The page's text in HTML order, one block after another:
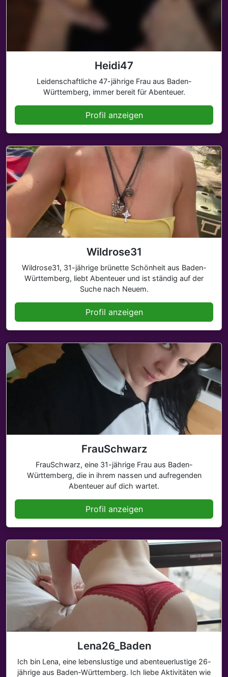
Heidi47
Leidenschaftliche 47-jährige Frau aus Baden-
Württemberg, immer bereit für Abenteuer.
Profil anzeigen
Wildrose31
Wildrose31, 31-jährige brünette Schönheit aus Baden-
Württemberg, liebt Abenteuer und ist ständig auf der
Suche nach Neuem.
Profil anzeigen
FrauSchwarz
FrauSchwarz, eine 31-jährige Frau aus Baden-
Württemberg, die in ihrem nassen und aufregenden
Abenteuer auf dich wartet.
Profil anzeigen
Lena26_Baden
Ich bin Lena, eine lebenslustige und abenteuerlustige 26-
jährige aus Baden-Württemberg. Ich liebe Aktivitäten wie